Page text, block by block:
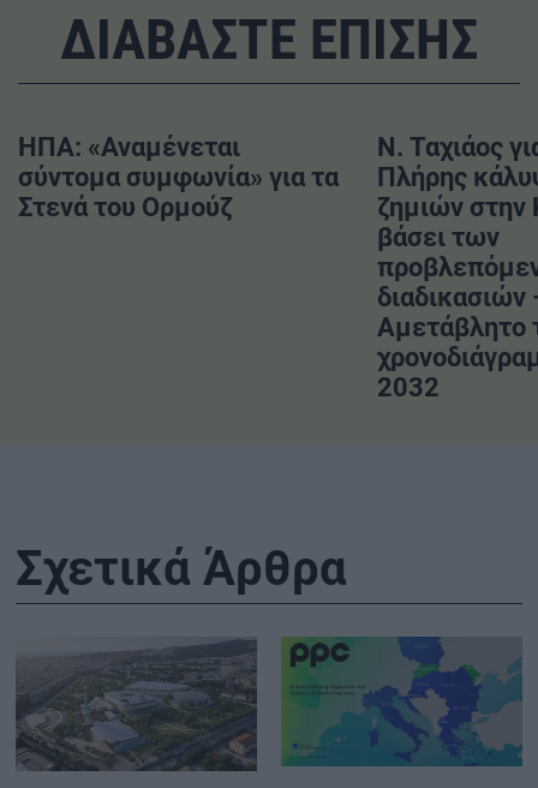
ΔΙΑΒΑΣΤΕ ΕΠΙΣΗΣ
ΗΠΑ: «Αναμένεται
σύντομα συμφωνία» για τα
Στενά του Ορμούζ
Ν. Ταχιάος
Πλήρης
ζημιών στην
βάσει των
διαδικασιών
Αμετάβλητο
2032
Σχετικά Άρθρα